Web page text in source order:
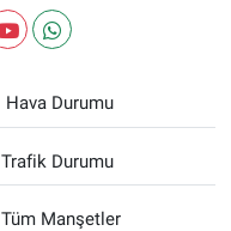
Hava Durumu
Trafik Durumu
Tüm Manşetler